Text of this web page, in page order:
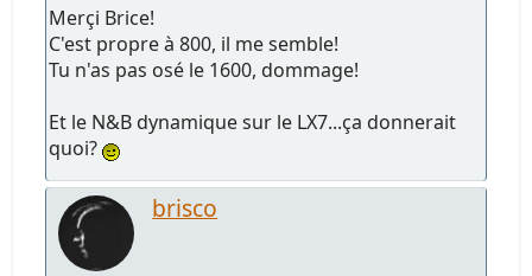
Merçi Brice!
C'est propre à 800, il me semble!
Tu n'as pas osé le 1600, dommage!
Et le N&B dynamique sur le LX7...ça donnerait
quoi?
brisco